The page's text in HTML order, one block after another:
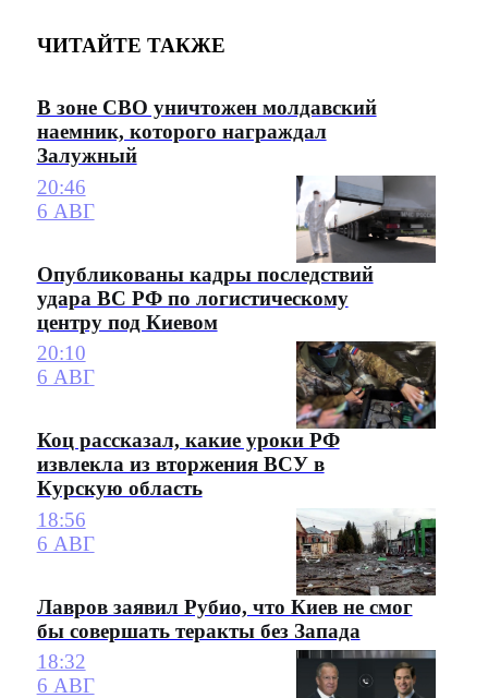
ЧИТАЙТЕ ТАКЖЕ
В зоне СВО уничтожен молдавский
наемник, которого награждал
Залужный
20:46
6 АВГ
Опубликованы кадры последствий
удара ВС РФ по логистическому
центру под Киевом
20:10
6 АВГ
Коц рассказал, какие уроки РФ
извлекла из вторжения ВСУ в
Курскую область
18:56
6 АВГ
Лавров заявил Рубио, что Киев не смог
бы совершать теракты без Запада
18:32
6 АВГ